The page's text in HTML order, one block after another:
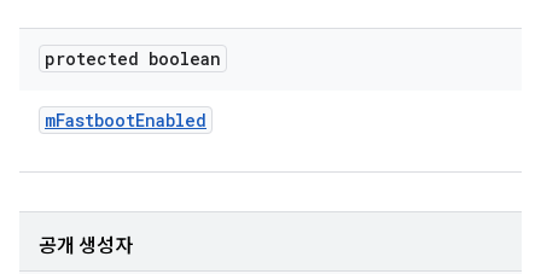
protected boolean
mFastbootEnabled
공개 생성자